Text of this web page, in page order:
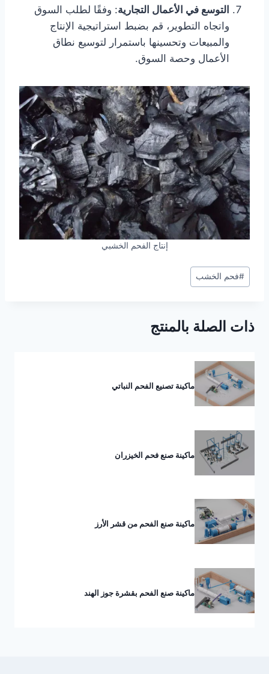
التوسع في الأعمال التجارية: وفقًا لطلب السوق
واتجاه التطوير، قم بضبط استراتيجية الإنتاج
والمبيعات وتحسينها باستمرار لتوسيع نطاق
الأعمال وحصة السوق.
إنتاج الفحم الخشبي
وسوم
المقال:
#فحم الخشب
ذات الصلة بالمنتج
ماكينة تصنيع الفحم النباتي
ماكينة صنع فحم الخيزران
ماكينة صنع الفحم من قشر الأرز
ماكينة صنع الفحم بقشرة جوز الهند